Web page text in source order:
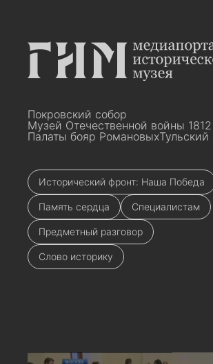
Покровский собор
Музей Отечественной войны 1812
Палаты бояр Романовых
Исторический фронт: Наша Победа
Память сердца Специалистам
Предметный разговор
Слово историку